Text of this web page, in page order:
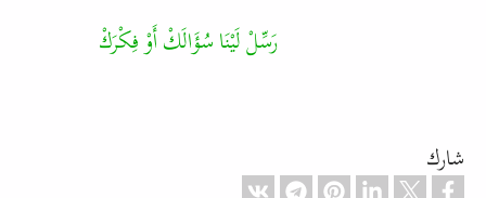
رَسِّلْ لَيْنَا سُؤَالَكْ أَوْ فِكْرَكْ
شارك